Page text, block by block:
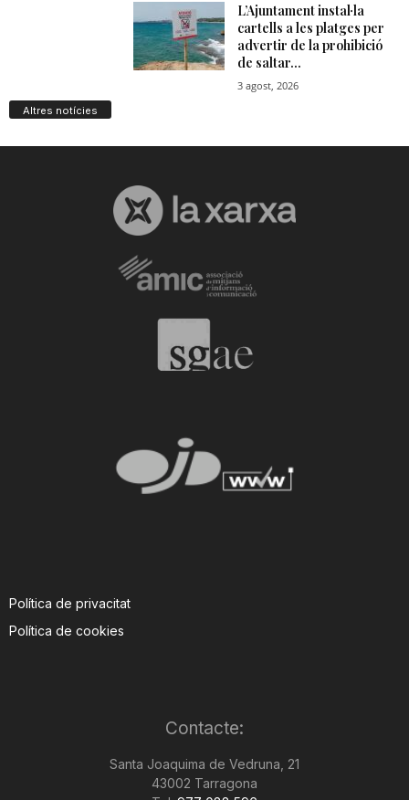
Altres notícies
Política de privacitat
Política de cookies
Contacte:
Santa Joaquima de Vedruna, 21
43002 Tarragona